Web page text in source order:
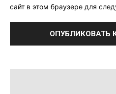
сайт в этом браузере для